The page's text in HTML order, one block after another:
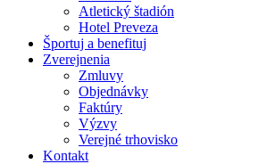
Atletický štadión
Hotel Preveza
Športuj a benefituj
Zverejnenia
Zmluvy
Objednávky
Faktúry
Výzvy
Verejné trhovisko
Kontakt